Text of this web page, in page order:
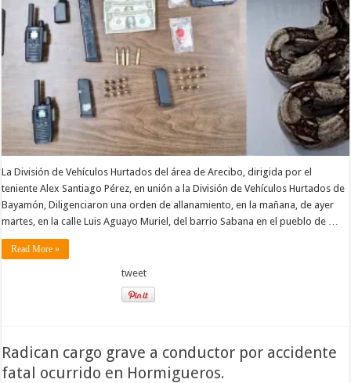
La División de Vehículos Hurtados del área de Arecibo, dirigida por el
teniente Alex Santiago Pérez, en unión a la División de Vehículos Hurtados de
Bayamón, Diligenciaron una orden de allanamiento, en la mañana, de ayer
martes, en la calle Luis Aguayo Muriel, del barrio Sabana en el pueblo de …
Read More »
tweet
Radican cargo grave a conductor por accidente
fatal ocurrido en Hormigueros.